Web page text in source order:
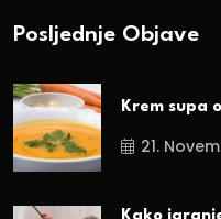
Posljednje Objave
Krem supa
21.